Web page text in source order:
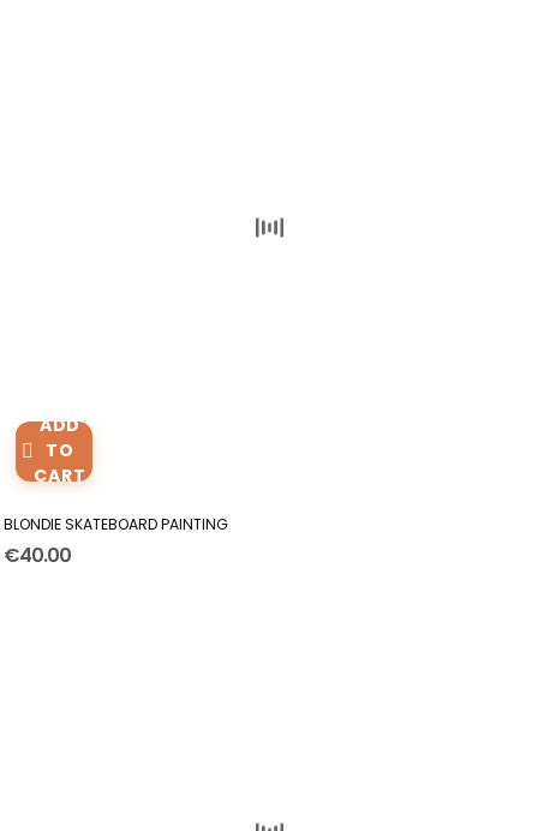
ADD
TO
CART
BLONDIE SKATEBOARD PAINTING
€40.00